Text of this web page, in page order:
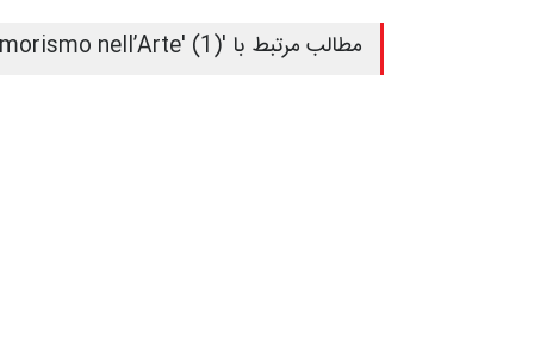
مطالب مرتبط با 'dell’Umorismo nell’Arte' (1)